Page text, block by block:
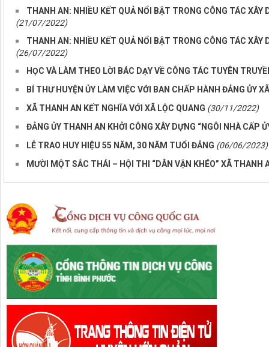
THANH AN: NHIỀU KẾT QUẢ NỔI BẬT TRONG CÔNG TÁC
(21/07/2022)
THANH AN: NHIỀU KẾT QUẢ NỔI BẬT TRONG CÔNG TÁC
(26/07/2022)
HỌC VÀ LÀM THEO LỜI BÁC DẠY VỀ CÔNG TÁC TUYÊN
BÍ THƯ HUYỆN ỦY LÀM VIỆC VỚI BAN CHẤP HÀNH ĐẢNG ỦY
XÃ THANH AN KẾT NGHĨA VỚI XÃ LỘC QUANG (30/11/2022)
ĐẢNG ỦY THANH AN KHỞI CÔNG XÂY DỰNG “NGÔI NHÀ CẤP
LỄ TRAO HUY HIỆU 55 NĂM, 30 NĂM TUỔI ĐẢNG (06/06/2023)
MƯỜI MỘT SẮC THÁI – HỘI THI “DÂN VẬN KHÉO” XÃ THANH